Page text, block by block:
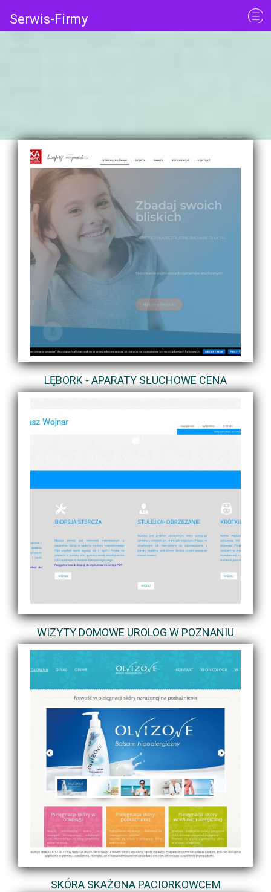
Serwis-Firmy
LĘBORK - APARATY SŁUCHOWE CENA
WIZYTY DOMOWE UROLOG W POZNANIU
SKÓRA SKAŻONA PACIORKOWCEM